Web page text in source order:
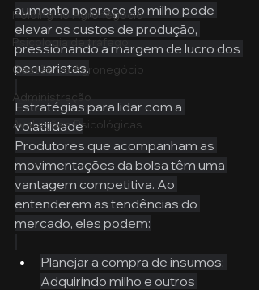
Holding no Agronegócio
Psicologia de tráfego
Gestão do Agronegócio
Administração
Avaliações Psicológicas
aumento no preço do milho pode
elevar os custos de produção,
pressionando a margem de lucro dos
pecuaristas.
Estratégias para lidar com a
volatilidade
Produtores que acompanham as
movimentações da bolsa têm uma
vantagem competitiva. Ao
entenderem as tendências do
mercado, eles podem:
Planejar a compra de insumos:
Adquirindo milho e outros